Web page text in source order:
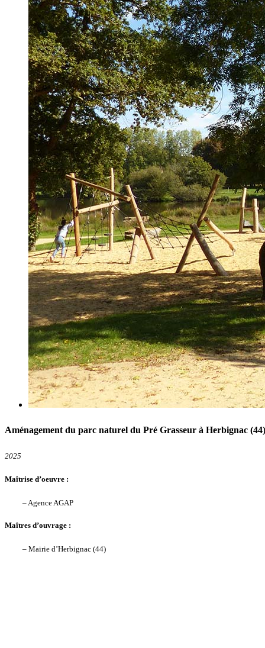
Aménagement du parc naturel du Pré Grasseur à Herbignac (44)
2025
Maîtrise d’oeuvre :
– Agence AGAP
Maîtres d’ouvrage :
– Mairie d’Herbignac (44)